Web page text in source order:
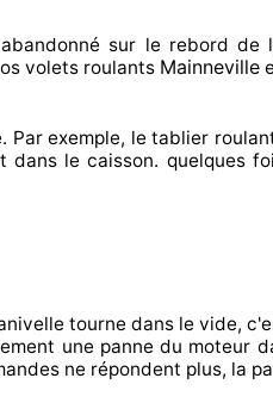
sur le rebord de
volets roulants Mainneville
Par exemple, le tablier
dans le caisson. quelques
tourne dans le vide,
une panne du moteur
ne répondent plus, la